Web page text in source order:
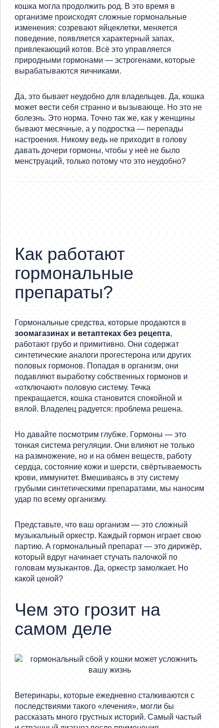
кошка могла продолжить род. В это время в
организме происходят сложные гормональные
изменения: созревают яйцеклетки, меняется
поведение, появляется характерный запах,
привлекающий котов. Всё это управляется
природными гормонами — эстрогенами, которые
вырабатываются яичниками.
Да, это бывает неудобно для владельцев. Да, кошка
может вести себя странно и вызывающе. Но это не
болезнь. Это норма. Точно так же, как у женщины
бывают месячные, а у подростка — перепады
настроения. Никому ведь не приходит в голову
давать дочери гормоны, чтобы у неё не было
менструаций, только потому что это неудобно?
Как работают
гормональные
препараты?
Гормональные средства, которые продаются в
зоомагазинах и ветаптеках без рецепта,
работают грубо и примитивно. Они содержат
синтетические аналоги прогестерона или других
половых гормонов. Попадая в организм, они
подавляют выработку собственных гормонов и
«отключают» половую систему. Течка
прекращается, кошка становится спокойной и
вялой. Владелец радуется: проблема решена.
Но давайте посмотрим глубже. Гормоны — это
тонкая система регуляции. Они влияют не только
на размножение, но и на обмен веществ, работу
сердца, состояние кожи и шерсти, свёртываемость
крови, иммунитет. Вмешиваясь в эту систему
грубыми синтетическими препаратами, мы наносим
удар по всему организму.
Представьте, что ваш организм — это сложный
музыкальный оркестр. Каждый гормон играет свою
партию. А гормональный препарат — это дирижёр,
который вдруг начинает стучать палочкой по
головам музыкантов. Да, оркестр замолкает. Но
какой ценой?
Чем это грозит на
самом деле
Ветеринары, которые ежедневно сталкиваются с
последствиями такого «лечения», могли бы
рассказать много грустных историй. Самый частый